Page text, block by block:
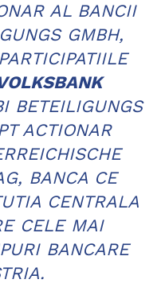
AL BANCII
GMBH,
BETEILIGUNGS
ACTIONAR
BANCA CE
CENTRALA
CELE MAI
BANCARE